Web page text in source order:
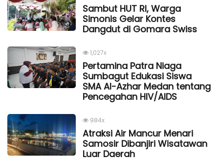
Sambut HUT RI, Warga
Simonis Gelar Kontes
Dangdut di Gomara Swiss
1,027x
Pertamina Patra Niaga
Sumbagut Edukasi Siswa
SMA Al-Azhar Medan tentang
Pencegahan HIV/AIDS
984x
Atraksi Air Mancur Menari
Samosir Dibanjiri Wisatawan
Luar Daerah